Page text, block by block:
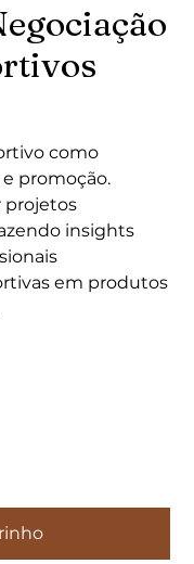
como
promoção.
projetos
insights
em produtos